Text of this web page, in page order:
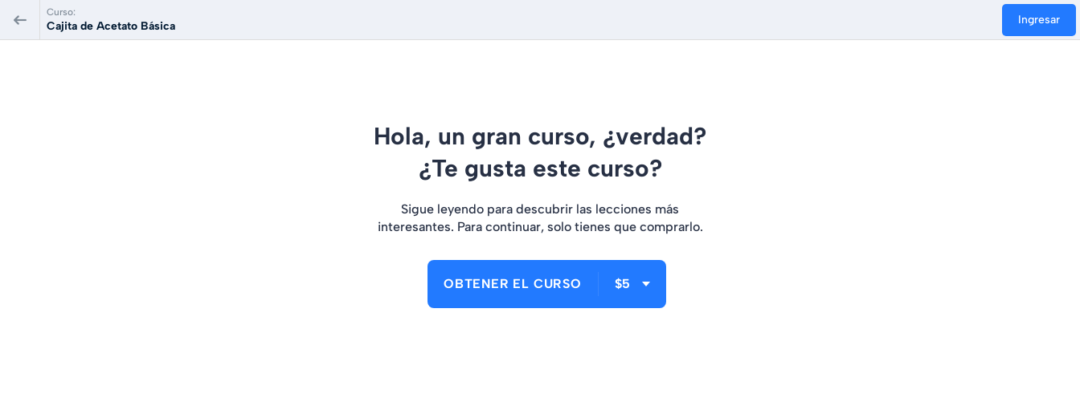
Curso:
Cajita de Acetato Básica Ingresar
Hola, un gran curso, ¿verdad?
¿Te gusta este curso?
Sigue leyendo para descubrir las lecciones más
interesantes. Para continuar, solo tienes que comprarlo.
OBTENER EL CURSO $5